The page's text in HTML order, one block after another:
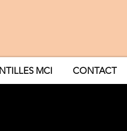
MCI CONTACT